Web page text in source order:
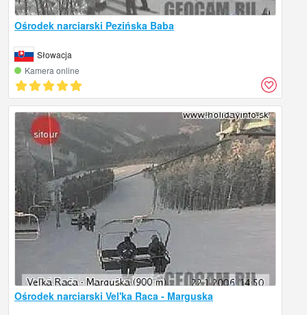
Ośrodek narciarski Pezińska Baba
Słowacja
Kamera online
Ośrodek narciarski Vel'ka Raca - Marguska